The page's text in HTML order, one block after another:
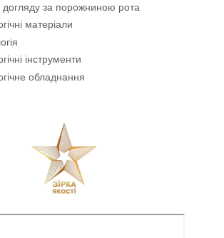
за порожниною рота
матеріали
інструменти
обладнання